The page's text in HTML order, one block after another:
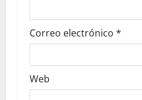
Correo electrónico *
Web